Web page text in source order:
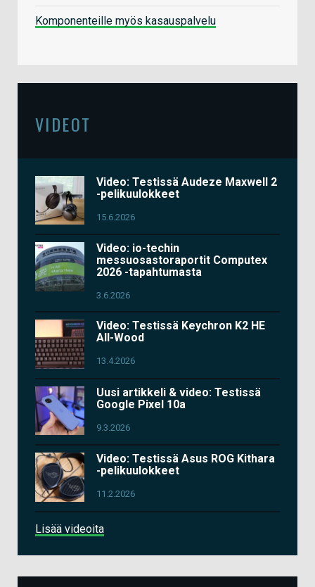
Komponenteille myös kasauspalvelu
VIDEOT
Video: Testissä Audeze Maxwell 2
-pelikuulokkeet
15.6.2026
Video: io-techin
messuosastoraportit Computex
2026 -tapahtumasta
3.6.2026
Video: Testissä Keychron K2 HE
All-Wood
13.4.2026
Uusi artikkeli & video: Testissä
Google Pixel 10a
9.3.2026
Video: Testissä Asus ROG Kithara
-pelikuulokkeet
11.2.2026
Lisää videoita